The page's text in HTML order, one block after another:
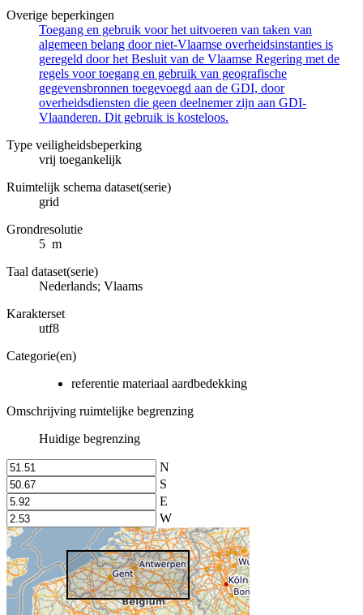
Overige beperkingen
Toegang en gebruik voor het uitvoeren van taken van
algemeen belang door niet-Vlaamse overheidsinstanties is
geregeld door het Besluit van de Vlaamse Regering met de
regels voor toegang en gebruik van geografische
gegevensbronnen toegevoegd aan de GDI, door
overheidsdiensten die geen deelnemer zijn aan GDI-
Vlaanderen. Dit gebruik is kosteloos.
Type veiligheidsbeperking
vrij toegankelijk
Ruimtelijk schema dataset(serie)
grid
Grondresolutie
5 m
Taal dataset(serie)
Nederlands; Vlaams
Karakterset
utf8
Categorie(en)
referentie materiaal aardbedekking
Omschrijving ruimtelijke begrenzing
Huidige begrenzing
N
S
E
W